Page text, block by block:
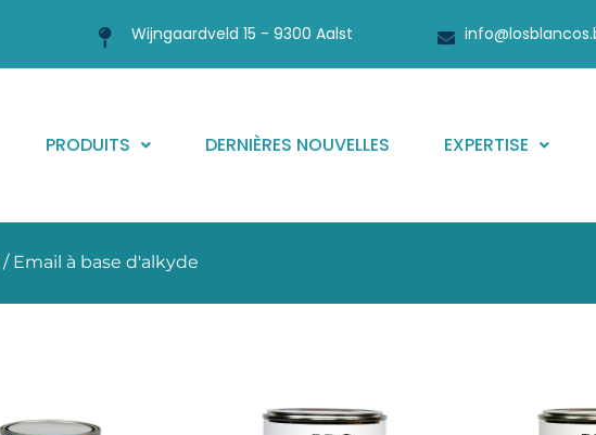
Wijngaardveld 15 - 9300 Aalst
PRODUITS DERNIÈRES NOUVELLES EXPERTISE
/ Email à base d'alkyde